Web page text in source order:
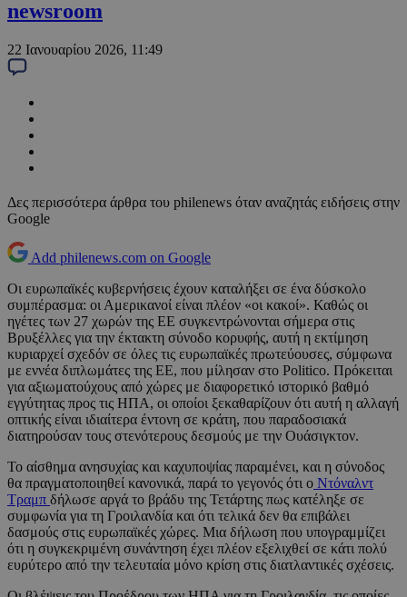
newsroom
22 Ιανουαρίου 2026, 11:49
Δες περισσότερα άρθρα του philenews όταν αναζητάς ειδήσεις στην
Google
Add philenews.com on Google
Οι ευρωπαϊκές κυβερνήσεις έχουν καταλήξει σε ένα δύσκολο
συμπέρασμα: οι Αμερικανοί είναι πλέον «οι κακοί». Καθώς οι
ηγέτες των 27 χωρών της ΕΕ συγκεντρώνονται σήμερα στις
Βρυξέλλες για την έκτακτη σύνοδο κορυφής, αυτή η εκτίμηση
κυριαρχεί σχεδόν σε όλες τις ευρωπαϊκές πρωτεύουσες, σύμφωνα
με εννέα διπλωμάτες της ΕΕ, που μίλησαν στο Politico. Πρόκειται
για αξιωματούχους από χώρες με διαφορετικό ιστορικό βαθμό
εγγύτητας προς τις ΗΠΑ, οι οποίοι ξεκαθαρίζουν ότι αυτή η αλλαγή
οπτικής είναι ιδιαίτερα έντονη σε κράτη, που παραδοσιακά
διατηρούσαν τους στενότερους δεσμούς με την Ουάσιγκτον.
Το αίσθημα ανησυχίας και καχυποψίας παραμένει, και η σύνοδος
θα πραγματοποιηθεί κανονικά, παρά το γεγονός ότι ο Ντόναλντ
Τραμπ δήλωσε αργά το βράδυ της Τετάρτης πως κατέληξε σε
συμφωνία για τη Γροιλανδία και ότι τελικά δεν θα επιβάλει
δασμούς στις ευρωπαϊκές χώρες. Μια δήλωση που υπογραμμίζει
ότι η συγκεκριμένη συνάντηση έχει πλέον εξελιχθεί σε κάτι πολύ
ευρύτερο από την τελευταία μόνο κρίση στις διατλαντικές σχέσεις.